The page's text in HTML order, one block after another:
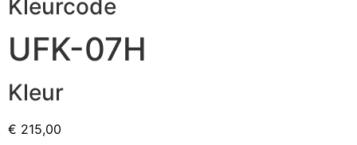
Kleurcode
UFK-07H
Kleur
€ 215,00